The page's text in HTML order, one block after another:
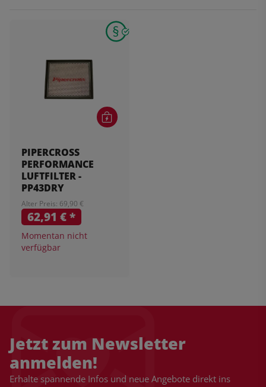
PIPERCROSS
PERFORMANCE
LUFTFILTER -
PP43DRY
Alter Preis: 69,90 €
62,91 €*
Momentan nicht
verfügbar
Jetzt zum Newsletter
anmelden!
Erhalte spannende Infos und neue Angebote direkt ins